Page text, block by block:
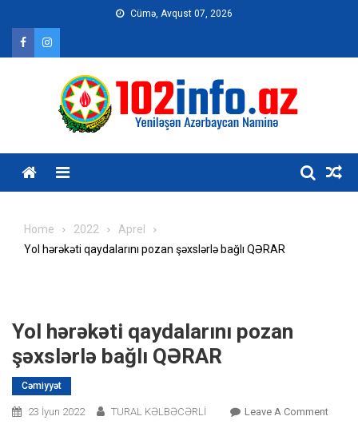
content
Cümə, Avqust 07, 2026
Home 2022
Aprel
Yol hərəkəti qaydalarını pozan şəxslərlə bağlı QƏRAR
Yol hərəkəti qaydalarını pozan
şəxslərlə bağlı QƏRAR
Cəmiyyət
23 İyun 2022 TURAL KƏLBƏCƏRLİ Leave A CommentOn